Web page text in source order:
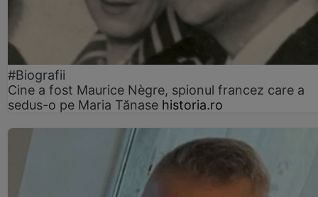
#Biografii
Cine a fost Maurice Nègre, spionul francez care a
sedus-o pe Maria Tănase historia.ro